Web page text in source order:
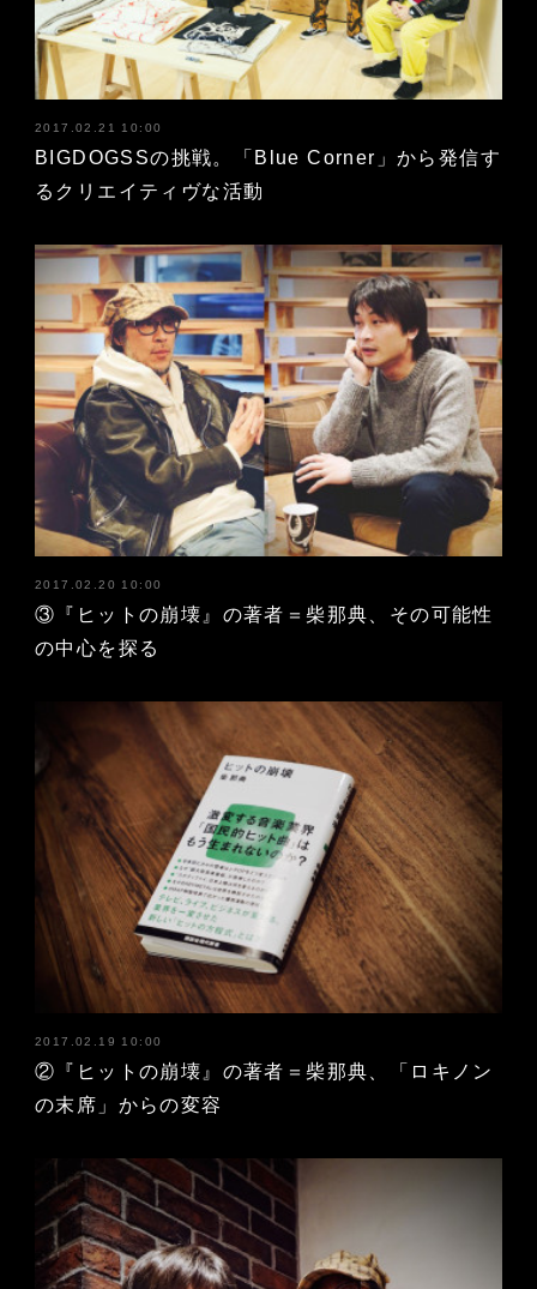
2017.02.21 10:00
BIGDOGSSの挑戦。「Blue Corner」から発信す
るクリエイティヴな活動
2017.02.20 10:00
③『ヒットの崩壊』の著者＝柴那典、その可能性
の中心を探る
2017.02.19 10:00
②『ヒットの崩壊』の著者＝柴那典、「ロキノン
の末席」からの変容